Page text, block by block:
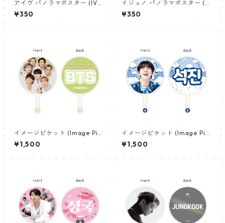
アイヴ パノラマポスター (IVE
Poster) 700*330mm 【IVE-
02】
¥350
イジュノ パノラマポスター (L
eeJunho Poster) 700*330
mm 【leejunho-01】
¥350
イメージピケット (Image Pic
ket) うちわ - 防弾少年団 (BTS
_04)
¥1,500
イメージピケット (Image Pic
ket) うちわ - ジン (JIN-10)
¥1,500